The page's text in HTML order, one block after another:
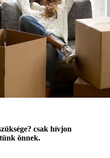
csak hívjon
önnek.